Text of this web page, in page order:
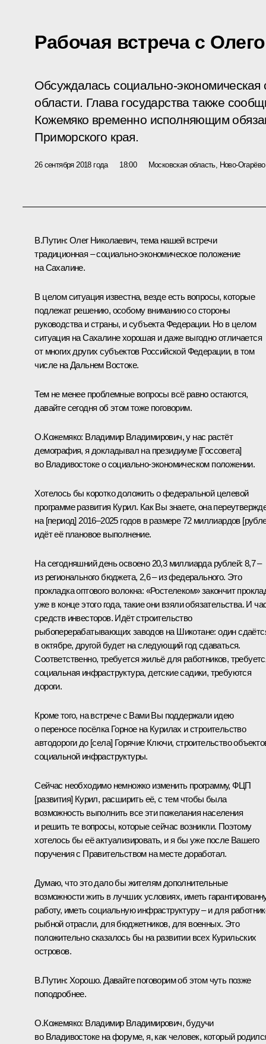
Рабочая встреча с
Обсуждалась социально-экономическая
области. Глава государства также
Кожемяко временно исполняющим
Приморского края.
26 сентября 2018 года 18:00 Московская область, Ново-Огарёво
В.Путин: Олег Николаевич, тема нашей встречи
традиционная – социально-экономическое положение
на Сахалине.
В целом ситуация известна, везде есть вопросы, которые
подлежат решению, особому вниманию со стороны
руководства и страны, и субъекта Федерации. Но в целом
ситуация на Сахалине хорошая и даже выгодно отличается
от многих других субъектов Российской Федерации, в том
числе на Дальнем Востоке.
Тем не менее проблемные вопросы всё равно остаются,
давайте сегодня об этом тоже поговорим.
О.Кожемяко: Владимир Владимирович, у нас растёт
демография, я докладывал на президиуме [Госсовета]
во Владивостоке о социально-экономическом положении.
Хотелось бы коротко доложить о федеральной целевой
программе развития Курил. Как Вы знаете, она
на [период] 2016–2025 годов в размере 72 миллиардов
идёт её плановое выполнение.
На сегодняшний день освоено 20,3 миллиарда рублей: 8,7 –
из регионального бюджета, 2,6 – из федерального. Это
прокладка оптового волокна: «Ростелеком» закончит
уже в конце этого года, такие они взяли обязательства. И
средств инвесторов. Идёт строительство
рыбоперерабатывающих заводов на Шикотане: один
в октябре, другой будет на следующий год сдаваться.
Соответственно, требуется жильё для работников,
социальная инфраструктура, детские садики, требуются
дороги.
Кроме того, на встрече с Вами Вы поддержали идею
о переносе посёлка Горное на Курилах и строительство
автодороги до [села] Горячие Ключи, строительство
социальной инфраструктуры.
Сейчас необходимо немножко изменить программу, ФЦП
[развития] Курил, расширить её, с тем чтобы была
возможность выполнить все эти пожелания населения
и решить те вопросы, которые сейчас возникли. Поэтому
хотелось бы её актуализировать, и я бы уже после Вашего
поручения с Правительством на месте доработал.
Думаю, что это дало бы жителям дополнительные
возможности жить в лучших условиях, иметь
работу, иметь социальную инфраструктуру – и для
рыбной отрасли, для бюджетников, для военных. Это
положительно сказалось бы на развитии всех Курильских
островов.
В.Путин: Хорошо. Давайте поговорим об этом чуть позже
поподробнее.
О.Кожемяко: Владимир Владимирович, будучи
во Владивостоке на форуме, я, как человек, который